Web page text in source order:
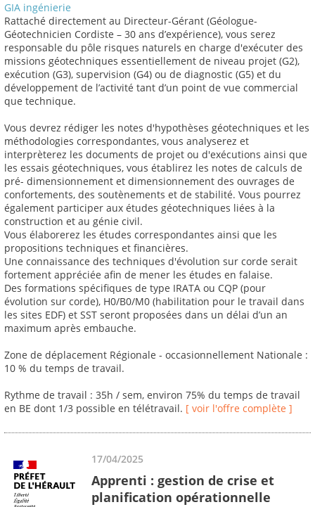
GIA ingénierie
Rattaché directement au Directeur-Gérant (Géologue-
Géotechnicien Cordiste – 30 ans d’expérience), vous serez
responsable du pôle risques naturels en charge d'exécuter des
missions géotechniques essentiellement de niveau projet (G2),
exécution (G3), supervision (G4) ou de diagnostic (G5) et du
développement de l’activité tant d’un point de vue commercial
que technique.
Vous devrez rédiger les notes d'hypothèses géotechniques et les
méthodologies correspondantes, vous analyserez et
interprèterez les documents de projet ou d'exécutions ainsi que
les essais géotechniques, vous établirez les notes de calculs de
pré- dimensionnement et dimensionnement des ouvrages de
confortements, des soutènements et de stabilité. Vous pourrez
également participer aux études géotechniques liées à la
construction et au génie civil.
Vous élaborerez les études correspondantes ainsi que les
propositions techniques et financières.
Une connaissance des techniques d'évolution sur corde serait
fortement appréciée afin de mener les études en falaise.
Des formations spécifiques de type IRATA ou CQP (pour
évolution sur corde), H0/B0/M0 (habilitation pour le travail dans
les sites EDF) et SST seront proposées dans un délai d’un an
maximum après embauche.
Zone de déplacement Régionale - occasionnellement Nationale :
10 % du temps de travail.
Rythme de travail : 35h / sem, environ 75% du temps de travail
en BE dont 1/3 possible en télétravail. [ voir l'offre complète ]
17/04/2025
Apprenti : gestion de crise et
planification opérationnelle